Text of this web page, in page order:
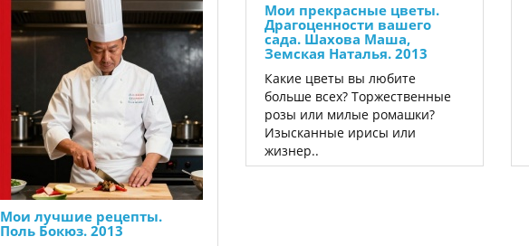
Мои лучшие рецепты.
Поль Бокюз. 2013
Мои прекрасные цветы.
Драгоценности вашего
сада. Шахова Маша,
Земская Наталья. 2013
Какие цветы вы любите
больше всех? Торжественные
розы или милые ромашки?
Изысканные ирисы или
жизнер..